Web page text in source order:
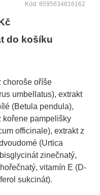
Kód: 8595634816162
do košíku
choroše oříše
umbellatus), extrakt
(Betula pendula),
kořene pampelišky
officinale), extrakt z
(Urtica
zinečnatý,
vitamín E (D-
sukcinát).